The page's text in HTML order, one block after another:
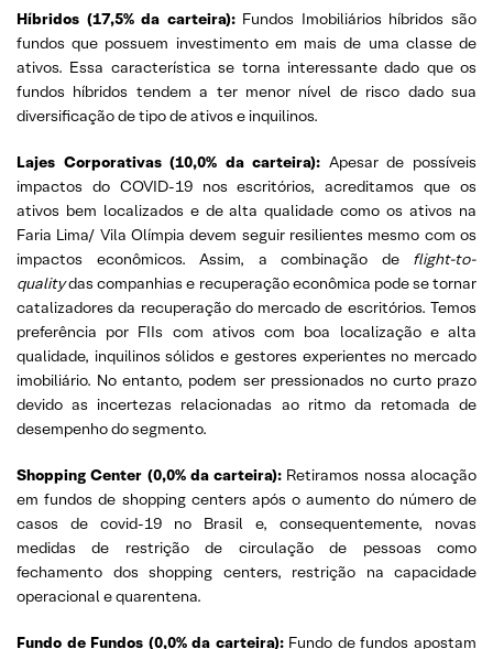
Híbridos (17,5% da carteira): Fundos Imobiliários híbridos são
fundos que possuem investimento em mais de uma classe de
ativos. Essa característica se torna interessante dado que os
fundos híbridos tendem a ter menor nível de risco dado sua
diversificação de tipo de ativos e inquilinos.
Lajes Corporativas (10,0% da carteira): Apesar de possíveis
impactos do COVID-19 nos escritórios, acreditamos que os
ativos bem localizados e de alta qualidade como os ativos na
Faria Lima/ Vila Olímpia devem seguir resilientes mesmo com os
impactos econômicos. Assim, a combinação de flight-to-
qualitydas companhias e recuperação econômica pode se tornar
catalizadores da recuperação do mercado de escritórios. Temos
preferência por FIIs com ativos com boa localização e alta
qualidade, inquilinos sólidos e gestores experientes no mercado
imobiliário. No entanto, podem ser pressionados no curto prazo
devido as incertezas relacionadas ao ritmo da retomada de
desempenho do segmento.
Shopping Center (0,0% da carteira): Retiramos nossa alocação
em fundos de shopping centers após o aumento do número de
casos de covid-19 no Brasil e, consequentemente, novas
medidas de restrição de circulação de pessoas como
fechamento dos shopping centers, restrição na capacidade
operacional e quarentena.
Fundo de Fundos (0,0% da carteira): Fundo de fundos apostam